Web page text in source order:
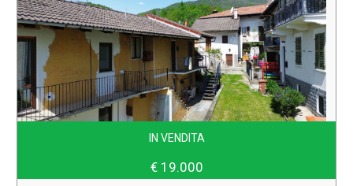
IN VENDITA
€ 19.000